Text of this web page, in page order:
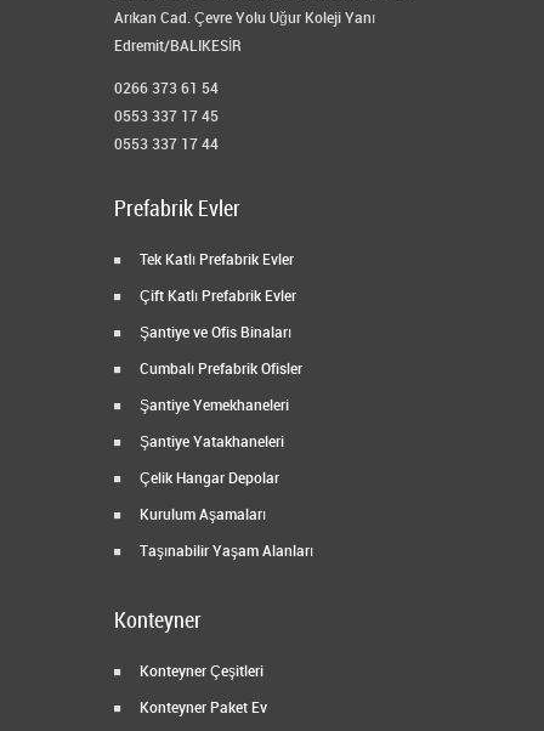
Arıkan Cad. Çevre Yolu Uğur Koleji Yanı
Edremit/BALIKESİR
0266 373 61 54
0553 337 17 45
0553 337 17 44
Prefabrik Evler
Tek Katlı Prefabrik Evler
Çift Katlı Prefabrik Evler
Şantiye ve Ofis Binaları
Cumbalı Prefabrik Ofisler
Şantiye Yemekhaneleri
Şantiye Yatakhaneleri
Çelik Hangar Depolar
Kurulum Aşamaları
Taşınabilir Yaşam Alanları
Konteyner
Konteyner Çeşitleri
Konteyner Paket Ev